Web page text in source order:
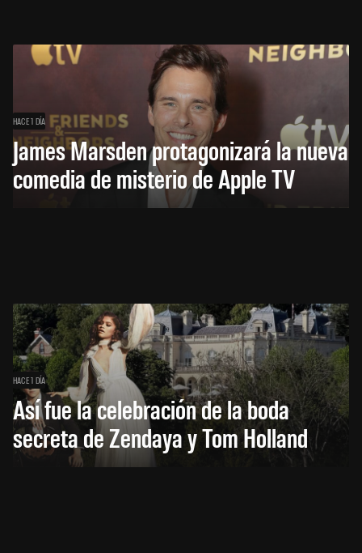
HACE 1 DÍA
James Marsden protagonizará la nueva
comedia de misterio de Apple TV
HACE 1 DÍA
Así fue la celebración de la boda
secreta de Zendaya y Tom Holland